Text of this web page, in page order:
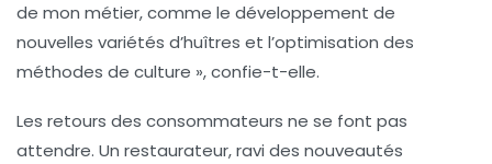
de mon métier, comme le développement de
nouvelles variétés d’huîtres et l’optimisation des
méthodes de culture », confie-t-elle.
Les retours des consommateurs ne se font pas
attendre. Un restaurateur, ravi des nouveautés